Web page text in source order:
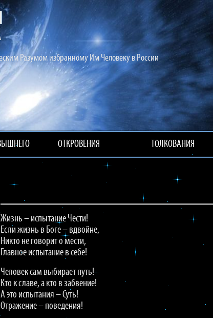
Разумом избранному Им Человеку в России
ОТКРОВЕНИЯ ТОЛКОВАНИЯ
Жизнь – испытание Чести!
Если жизнь в Боге – вдвойне,
Никто не говорит о мести,
Главное испытание в себе!
Человек сам выбирает путь!
Кто к славе, а кто в забвение!
А это испытания – Суть!
Отражение – поведения!